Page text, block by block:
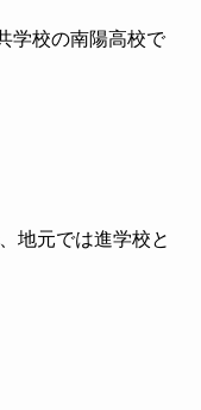
学校の南陽高校で
地元では進学校と